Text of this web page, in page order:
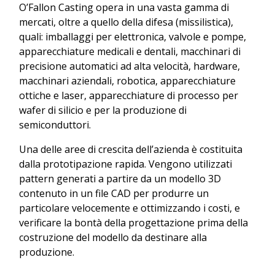
O’Fallon Casting opera in una vasta gamma di
mercati, oltre a quello della difesa (missilistica),
quali: imballaggi per elettronica, valvole e pompe,
apparecchiature medicali e dentali, macchinari di
precisione automatici ad alta velocità, hardware,
macchinari aziendali, robotica, apparecchiature
ottiche e laser, apparecchiature di processo per
wafer di silicio e per la produzione di
semiconduttori.
Una delle aree di crescita dell’azienda è costituita
dalla prototipazione rapida. Vengono utilizzati
pattern generati a partire da un modello 3D
contenuto in un file CAD per produrre un
particolare velocemente e ottimizzando i costi, e
verificare la bontà della progettazione prima della
costruzione del modello da destinare alla
produzione.